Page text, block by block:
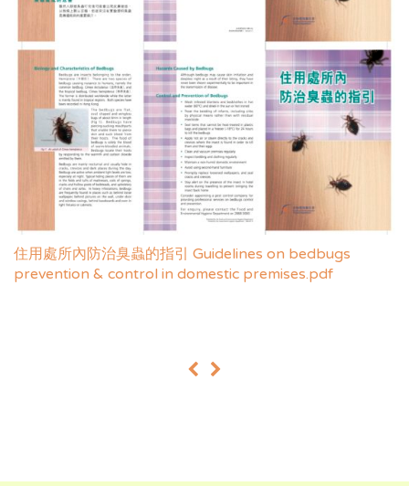
住用處所內防治臭蟲的指引 Guidelines on bedbugs
prevention & control in domestic premises.pdf
« »